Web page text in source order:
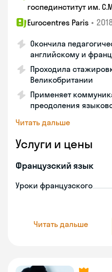
госпединститут им.
Eurocentres Paris •
Окончила
английскому и
Проходила
Великобритании
Применяет
преодоления
Читать дальше
Услуги и цены
Французский язык
Уроки французского
Читать дальше